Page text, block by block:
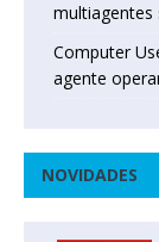
multiagentes
Computer
agente
NOVIDADES